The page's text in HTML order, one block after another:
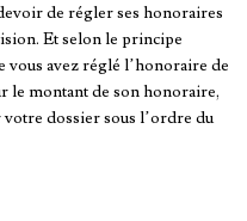
de régler ses honoraires
Et selon le principe
vous avez réglé l’honoraire de
le montant de son honoraire,
dossier sous l’ordre du